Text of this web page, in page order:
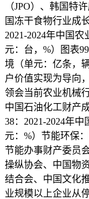
（JPO）、韩国特
国冻干食物行业成
2021-2024年中国
元：台，%）图表
境（单元：亿条，
户价值实现为导向
领会当前农业机械
中国石油化工财产
38：2021-2024年
元：%）节能环保
节能办事财产委员
操纵协会、中国物
结合会、中国文化
业规模以上企业从